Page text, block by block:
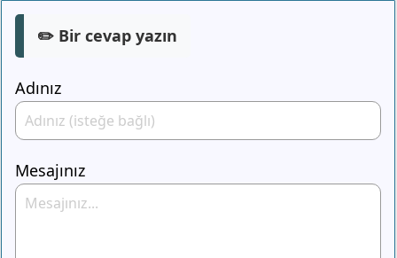
✏️ Bir cevap yazın
Adınız
Mesajınız